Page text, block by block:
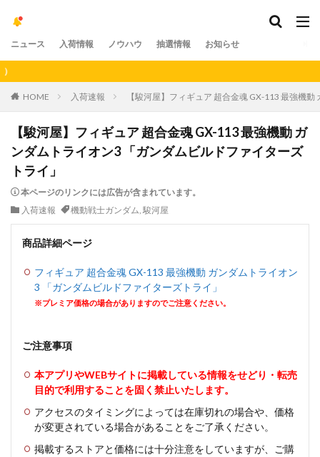
ニュース 入荷情報 ノウハウ 抽選情報 お知らせ
HOME 入荷速報 【駿河屋】フィギュア 超合金魂 GX-113 最強機
【駿河屋】フィギュア 超合金魂 GX-113 最強機動 ガ
ンダムトライオン3 「ガンダムビルドファイターズ
トライ」
本ページのリンクには広告が含まれています。
入荷速報
機動戦士ガンダム, 駿河屋
商品詳細ページ
フィギュア 超合金魂 GX-113 最強機動 ガンダムトライオン
3 「ガンダムビルドファイターズトライ」
※プレミア価格の場合がありますのでご注意ください。
ご注意事項
本アプリやWEBサイトに掲載している情報をせどり・転売
目的で利用することを固く禁止いたします。
アクセスのタイミングによっては在庫切れの場合や、価格
が変更されている場合があることをご了承ください。
掲載するストアと価格には十分注意をしていますが、ご購